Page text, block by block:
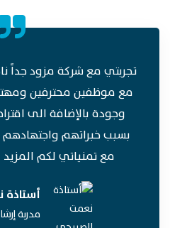
تجربتي مع شركة مزود جداً
مع موظفين محترفين
وجودة بالإضافة الى
بسبب خبراتهم
مع تمنياتي لكم
مدربة